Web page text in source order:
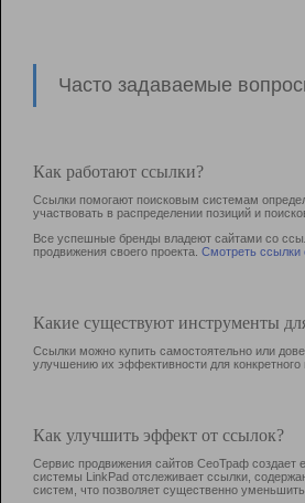
Часто задаваемые
Как работают ссылки?
Ссылки помогают поисковым системам
участвовать в раcпределении позиций и
Все успешные бренды владеют сайтами со
продвижения своего проекта. Смотреть ссылки
Какие существуют инструменты
Ссылки можно купить самостоятельно или
улучшению их эффективности для конкретного
Как улучшить эффект от ссылок?
Сервис продвижения сайтов СеоТраф создает
системы LinkPad отслеживает ссылки,
систем, что позволяет существенно